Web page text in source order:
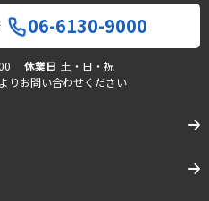
06-6130-9000
休業日 土・日・祝
りお問い合わせください